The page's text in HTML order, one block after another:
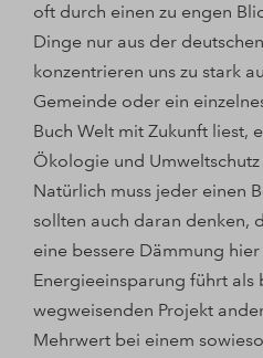
oft durch einen zu engen
Dinge nur aus der
konzentrieren uns zu stark
Gemeinde oder ein
Buch Welt mit Zukunft liest,
Ökologie und
Natürlich muss jeder einen
sollten auch daran denken,
eine bessere Dämmung
Energieeinsparung führt als
wegweisenden Projekt
Mehrwert bei einem